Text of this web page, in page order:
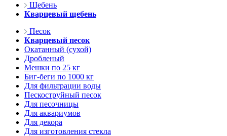
Щебень
Кварцевый щебень
Песок
Кварцевый песок
Окатанный (сухой)
Дробленый
Мешки по 25 кг
Биг-беги по 1000 кг
Для фильтрации воды
Пескоструйный песок
Для песочницы
Для аквариумов
Для декора
Для изготовления стекла